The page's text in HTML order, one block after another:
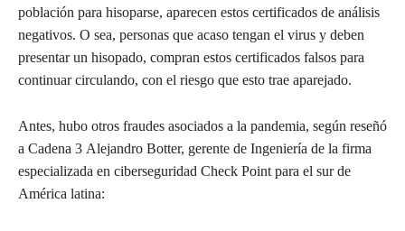
población para hisoparse, aparecen estos certificados de análisis
negativos. O sea, personas que acaso tengan el virus y deben
presentar un hisopado, compran estos certificados falsos para
continuar circulando, con el riesgo que esto trae aparejado.
Antes, hubo otros fraudes asociados a la pandemia, según reseñó
a Cadena 3 Alejandro Botter, gerente de Ingeniería de la firma
especializada en ciberseguridad Check Point para el sur de
América latina: